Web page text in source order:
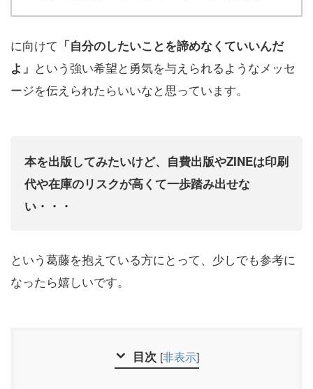
に向けて 「自分のしたいことを諦めなくていいんだ
よ」 という強い希望と勇気を与えられるようなメッセ
ージを伝えられたらいいなと思っています。
本を出版してみたいけど、自費出版やZINEは印刷
代や在庫のリスクが高くて一歩踏み出せな
い・・・
という葛藤を抱えている方にとって、少しでも参考に
なったら嬉しいです。
目次 [非表示]